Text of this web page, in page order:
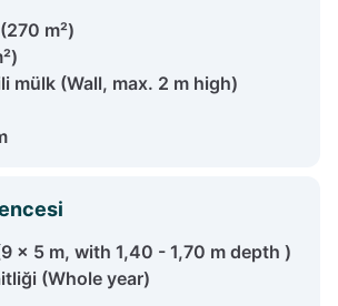
m²)
mülk (Wall, max. 2 m high)
x 5 m, with 1,40 - 1,70 m depth )
(Whole year)